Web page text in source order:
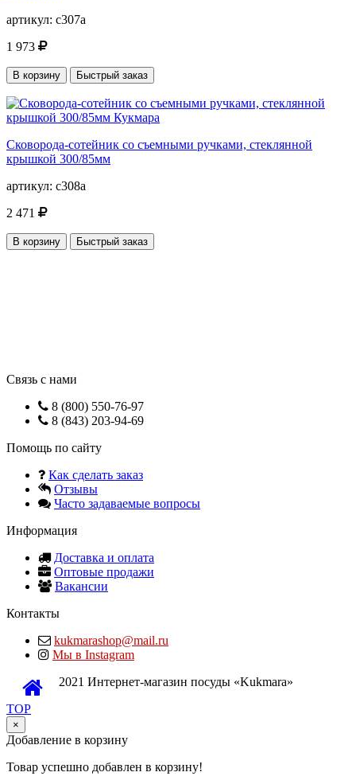
артикул: с307а
1 973
В корзину Быстрый заказ
Сковорода-сотейник со съемными ручками, стеклянной
крышкой 300/85мм
артикул: с308а
2 471
В корзину Быстрый заказ
Связь с нами
8 (800) 550-76-97
8 (843) 203-94-69
Помощь по сайту
Как сделать заказ
Отзывы
Часто задаваемые вопросы
Информация
Доставка и оплата
Оптовые продажи
Вакансии
Контакты
kukmarashop@mail.ru
Мы в Instagram
2021 Интернет-магазин посуды «Kukmara»
TOP
×
Добавление в корзину
Товар успешно добавлен в корзину!